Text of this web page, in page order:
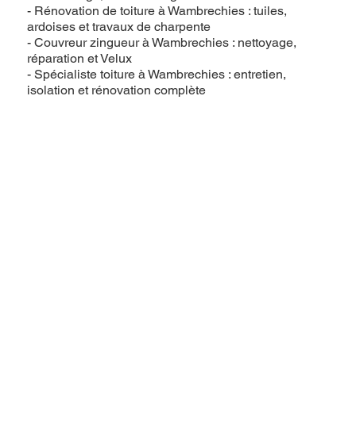
- Rénovation de toiture à Wambrechies : tuiles,
ardoises et travaux de charpente
- Couvreur zingueur à Wambrechies : nettoyage,
réparation et Velux
- Spécialiste toiture à Wambrechies : entretien,
isolation et rénovation complète